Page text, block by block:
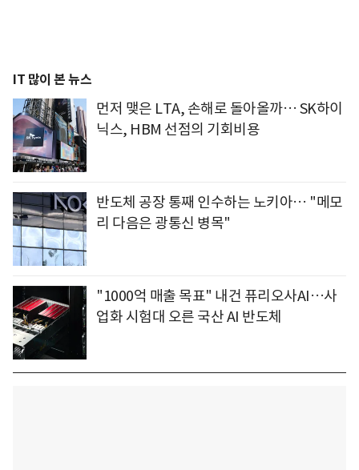
IT 많이 본 뉴스
먼저 맺은 LTA, 손해로 돌아올까… SK하이
닉스, HBM 선점의 기회비용
반도체 공장 통째 인수하는 노키아… "메모
리 다음은 광통신 병목"
"1000억 매출 목표" 내건 퓨리오사AI…사
업화 시험대 오른 국산 AI 반도체